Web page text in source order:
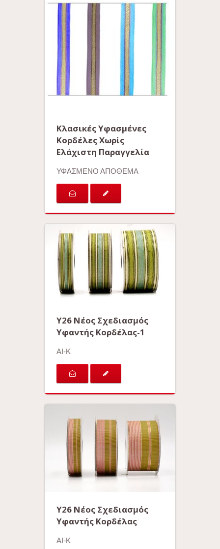
Κλασικές Υφασμένες
Κορδέλες Χωρίς
Ελάχιστη Παραγγελία
ΥΦΑΣΜΕΝΟ ΑΠΟΘΕΜΑ
Y26 Νέος Σχεδιασμός
Υφαντής Κορδέλας-1
AI-K
Y26 Νέος Σχεδιασμός
Υφαντής Κορδέλας
AI-K